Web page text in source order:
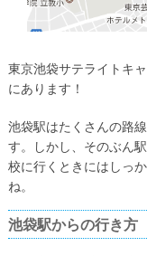
東京池袋サテライトキ
にあります！
池袋駅はたくさんの路
す。しかし、そのぶん
校に行くときにはしっ
ね。
池袋駅からの行き方